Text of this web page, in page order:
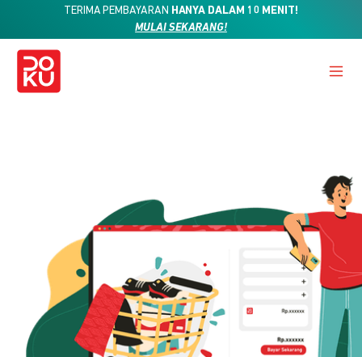
TERIMA PEMBAYARAN HANYA DALAM 10 MENIT!
MULAI SEKARANG!